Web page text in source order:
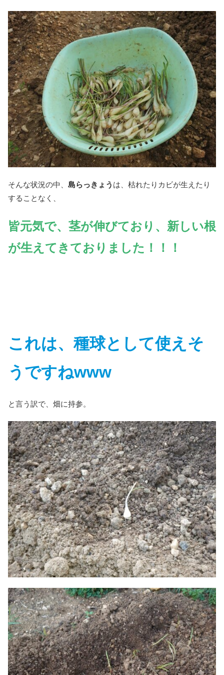
そんな状況の中、 島らっきょう は、枯れたりカビが生えたり
することなく、
皆元気で、茎が伸びており、新しい根
が生えてきておりました！！！
これは、種球として使えそ
うですねwww
と言う訳で、畑に持参。